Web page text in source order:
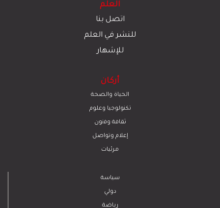
العلم
اتصل بنا
للنشر في العلم
للإشهار
أركان
الحياة والصحة
تكنولوجيا وعلوم
ﺛﻘﺎﻓﺔ وﻓﻧون
إعلام وتواصل
مرئيات
سياسة
دولي
رياضة